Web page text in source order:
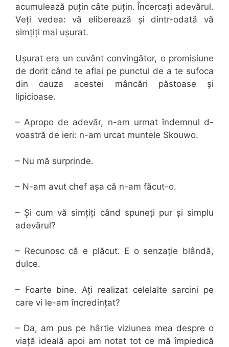
acumulează puțin câte puțin. Încercați adevărul.
Veți vedea: vă eliberează și dintr-odată vă
simțiți mai ușurat.
Ușurat era un cuvânt convingător, o promisiune
de dorit când te aflai pe punctul de a te sufoca
din cauza acestei mâncări păstoase și
lipicioase.
– Apropo de adevăr, n-am urmat îndemnul d-
voastră de ieri: n-am urcat muntele Skouwo.
– Nu mă surprinde.
– N-am avut chef așa că n-am făcut-o.
– Și cum vă simțiți când spuneți pur și simplu
adevărul?
– Recunosc că e plăcut. E o senzație blândă,
dulce.
– Foarte bine. Ați realizat celelalte sarcini pe
care vi le-am încredințat?
– Da, am pus pe hârtie viziunea mea despre o
viață ideală apoi am notat tot ce mă împiedică